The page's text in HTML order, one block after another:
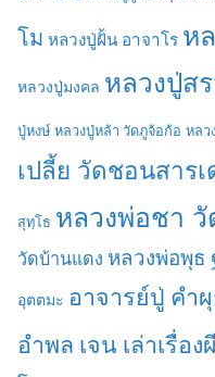
โม หลวงปู่ฝั้น อาจาโร ห
หลวงปู่มงคล หลวงปู่ส
ปู่หงษ์ หลวงปู่หล้า วัดภูจ้อก้อ หลว
เปลี้ย วัดชอนสาร
สุทฺโธ หลวงพ่อชา
วัดบ้านแดง หลวงพ่อพุธ
อุตตมะ อาจารย์ปู่ คำ
อำพล เจน เล่าเรื่องผี